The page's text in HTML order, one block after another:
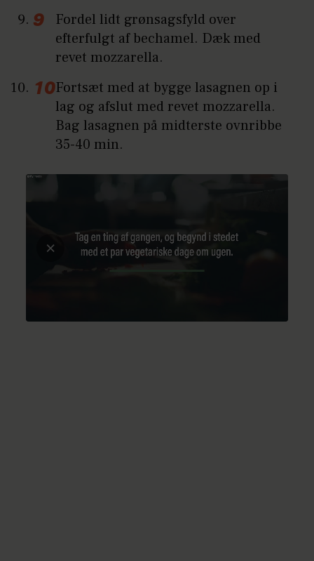
Fordel lidt grønsagsfyld over
efterfulgt af bechamel. Dæk med
revet mozzarella.
Fortsæt med at bygge lasagnen op i
lag og afslut med revet mozzarella.
Bag lasagnen på midterste ovnribbe
35-40 min.